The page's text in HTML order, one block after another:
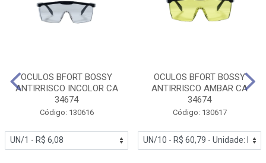
OCULOS BFORT BOSSY
ANTIRRISCO INCOLOR CA
34674
Código: 130616
OCULOS BFORT BOSSY
ANTIRRISCO AMBAR CA
34674
Código: 130617